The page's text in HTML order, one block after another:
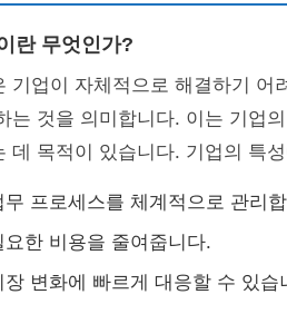
란 무엇인가?
기업이 자체적으로 해결하기 어
는 것을 의미합니다. 이는 기업
데 목적이 있습니다. 기업의 특
무 프로세스를 체계적으로 관리
요한 비용을 줄여줍니다.
장 변화에 빠르게 대응할 수 있습